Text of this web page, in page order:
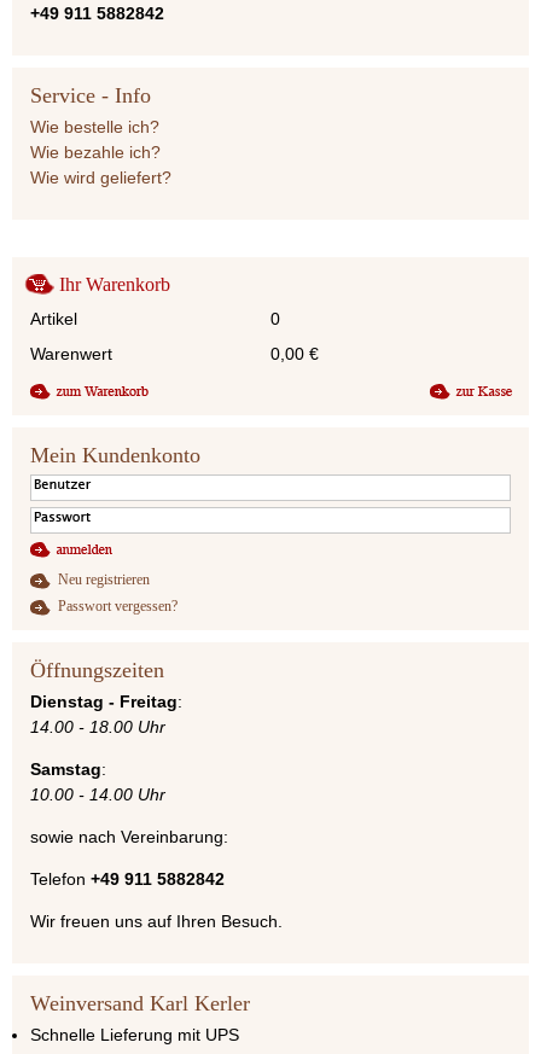
+49 911 5882842
Service - Info
Wie bestelle ich?
Wie bezahle ich?
Wie wird geliefert?
Ihr Warenkorb
Artikel
0
Warenwert
0,00 €
Mein Kundenkonto
Neu registrieren
Passwort vergessen?
Öffnungszeiten
Dienstag - Freitag:
14.00 - 18.00 Uhr
Samstag:
10.00 - 14.00 Uhr
sowie nach Vereinbarung:
Telefon +49 911 5882842
Wir freuen uns auf Ihren Besuch.
Weinversand Karl Kerler
Schnelle Lieferung mit UPS